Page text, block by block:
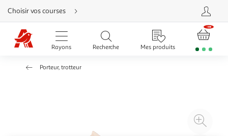
Aller
directement
au
contenu
Aller
directement
Aller
Choisir vos courses
Rayons Recherche Mes produits
Porteur, trotteur